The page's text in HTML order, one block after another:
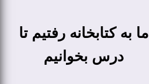
ما به کتابخانه رفتیم تا
درس بخوانیم